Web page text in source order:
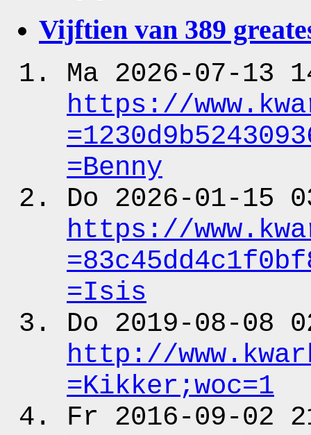
Vijftien van 389
Ma 2026-07-13
https://
=Benny
Do 2026-01-15
https://
=Isis
Do 2019-08-08
http://
=Kikker;woc=1
Fr 2016-09-02